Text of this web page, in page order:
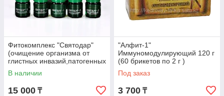
Фитокомплекс "Святодар"
(очищение организма от
глистных инвазий,патогенных
микроорганизмов,токсически
х веществ
В наличии
15 000 ₸
"Алфит-1"
Иммуномодулирующий 120 г
(60 брикетов по 2 г )
Под заказ
3 700 ₸